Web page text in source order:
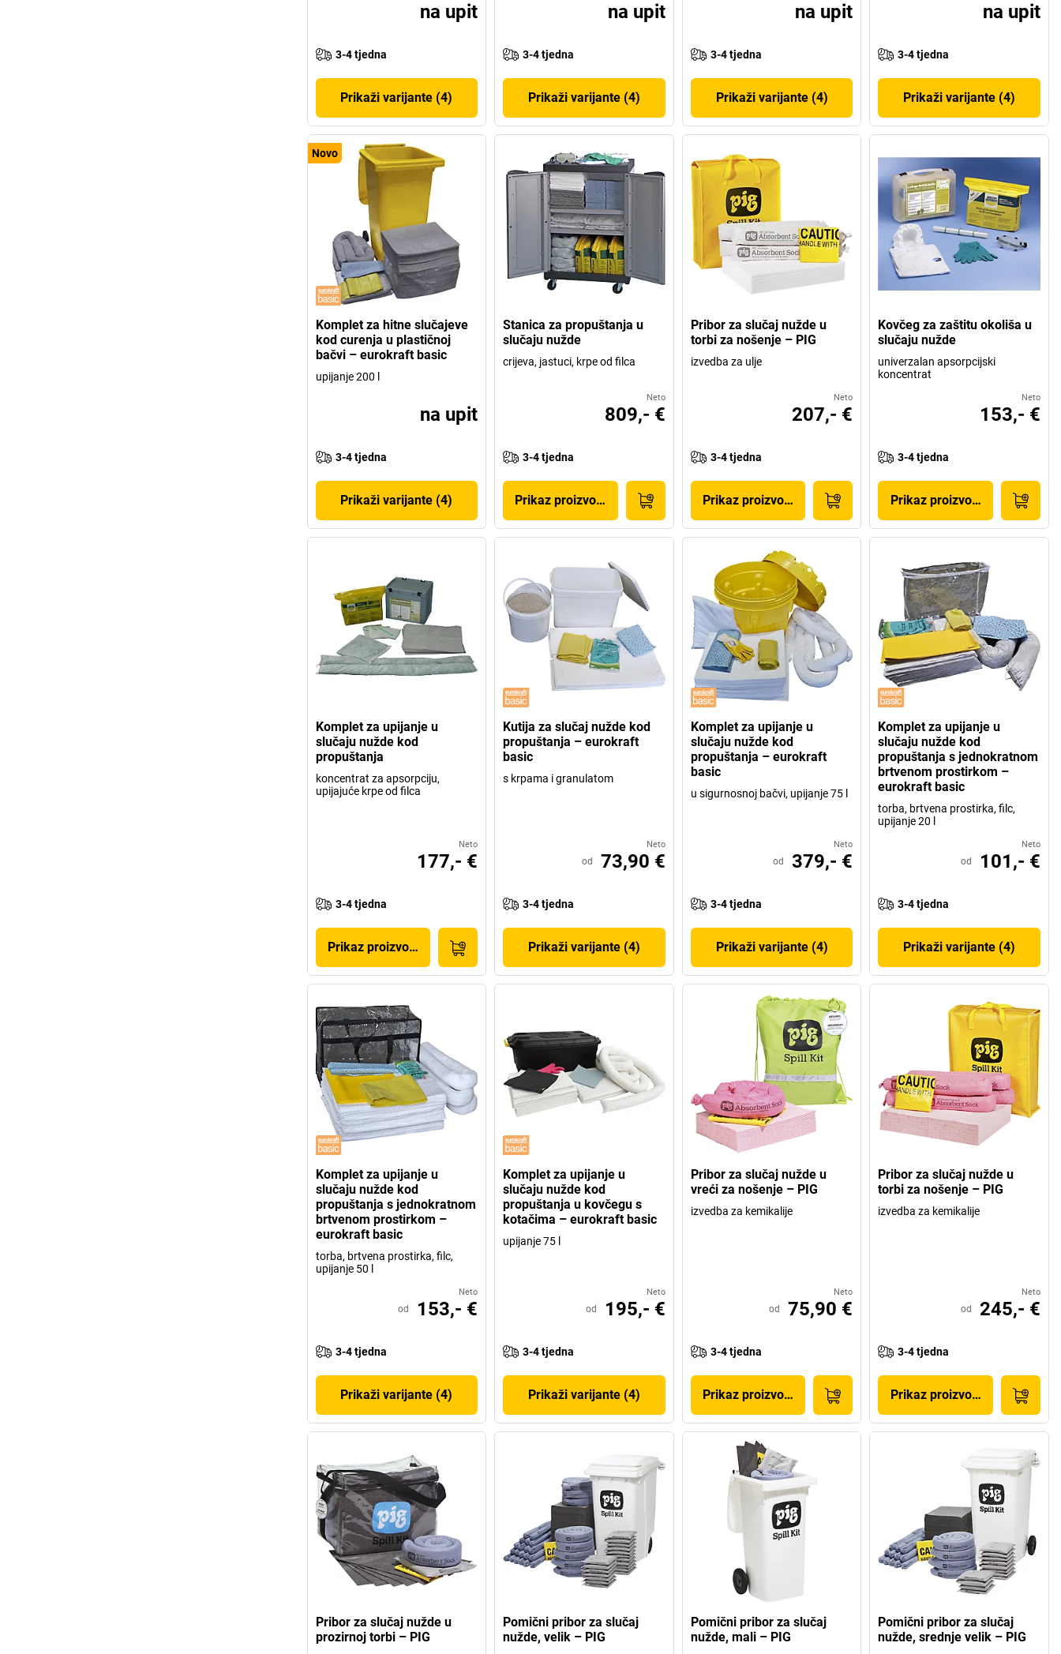
na upit
3-4 tjedna
Prikaži varijante (4)
na upit
3-4 tjedna
Prikaži varijante (4)
na upit
3-4 tjedna
Prikaži varijante (4)
na upit
3-4 tjedna
Prikaži varijante (4)
Novo
Komplet za hitne slučajeve
kod curenja u plastičnoj
bačvi – eurokraft basic
upijanje 200 l
na upit
3-4 tjedna
Prikaži varijante (4)
Stanica za propuštanja u
slučaju nužde
crijeva, jastuci, krpe od filca
Neto
809,- €
3-4 tjedna
Prikaz proizvoda
Pribor za slučaj nužde u
torbi za nošenje – PIG
izvedba za ulje
Neto
207,- €
3-4 tjedna
Prikaz proizvoda
Kovčeg za zaštitu okoliša u
slučaju nužde
univerzalan apsorpcijski
koncentrat
Neto
153,- €
3-4 tjedna
Prikaz proizvoda
Komplet za upijanje u
slučaju nužde kod
propuštanja
koncentrat za apsorpciju,
upijajuće krpe od filca
Neto
177,- €
3-4 tjedna
Prikaz proizvoda
Kutija za slučaj nužde kod
propuštanja – eurokraft
basic
s krpama i granulatom
Neto
od 73,90 €
3-4 tjedna
Prikaži varijante (4)
Komplet za upijanje u
slučaju nužde kod
propuštanja – eurokraft
basic
u sigurnosnoj bačvi, upijanje 75 l
Neto
od 379,- €
3-4 tjedna
Prikaži varijante (4)
Komplet za upijanje u
slučaju nužde kod
propuštanja s jednokratnom
brtvenom prostirkom –
eurokraft basic
torba, brtvena prostirka, filc,
upijanje 20 l
Neto
od 101,- €
3-4 tjedna
Prikaži varijante (4)
Komplet za upijanje u
slučaju nužde kod
propuštanja s jednokratnom
brtvenom prostirkom –
eurokraft basic
torba, brtvena prostirka, filc,
upijanje 50 l
Neto
od 153,- €
3-4 tjedna
Prikaži varijante (4)
Komplet za upijanje u
slučaju nužde kod
propuštanja u kovčegu s
kotačima – eurokraft basic
upijanje 75 l
Neto
od 195,- €
3-4 tjedna
Prikaži varijante (4)
Pribor za slučaj nužde u
vreći za nošenje – PIG
izvedba za kemikalije
Neto
od 75,90 €
3-4 tjedna
Prikaz proizvoda
Pribor za slučaj nužde u
torbi za nošenje – PIG
izvedba za kemikalije
Neto
od 245,- €
3-4 tjedna
Prikaz proizvoda
Pribor za slučaj nužde u
prozirnoj torbi – PIG
Pomični pribor za slučaj
nužde, velik – PIG
Pomični pribor za slučaj
nužde, mali – PIG
Pomični pribor za slučaj
nužde, srednje velik – PIG